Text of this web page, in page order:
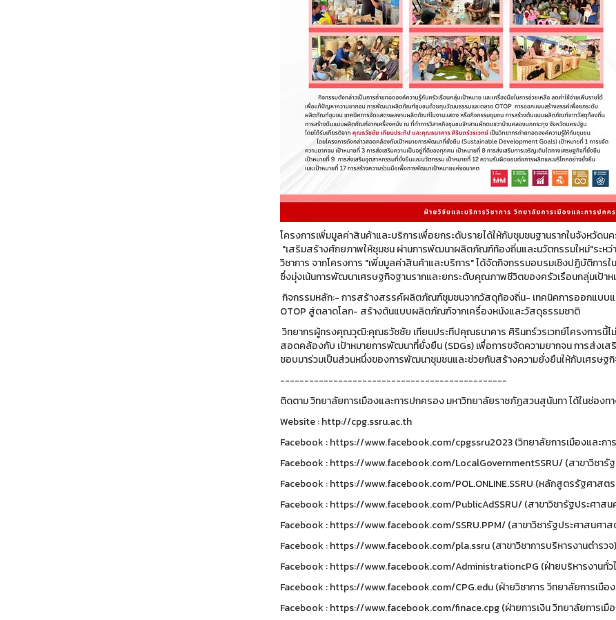
โครงการเพิ่มมูลค่าสินค้าและบริการเพื่อยกระดับรายได้ให้กับชุมชนฐานรากในจังหวัด
"เสริมสร้างศักยภาพให้ชุมชน ผ่านการพัฒนาผลิตภัณฑ์ท้องถิ่นและนวัตกรรมใหม่"ระหว่
วิชาการ จากโครงการ "เพิ่มมูลค่าสินค้าและบริการ" ได้จัดกิจกรรมอบรมเชิงปฏิบัติกา
ซึ่งมุ่งเน้นการพัฒนาเศรษฐกิจฐานรากและยกระดับคุณภาพชีวิตของครัวเรือนกลุ่มเป้าห
กิจกรรมหลัก:- การสร้างสรรค์ผลิตภัณฑ์ชุมชนจากวัสดุท้องถิ่น- เทคนิคการออกแบ
OTOP สู่ตลาดโลก- สร้างต้นแบบผลิตภัณฑ์จากเครื่องหนังและวัสดุธรรมชาติ
วิทยากรผู้ทรงคุณวุฒิ:คุณธวัชชัย เทียนประทีปคุณธนาคาร ศิรินทร์วรเวทย์โครงการนี้ไ
สอดคล้องกับ เป้าหมายการพัฒนาที่ยั่งยืน (SDGs) เพื่อการขจัดความยากจน การส่งเ
ชอบมาร่วมเป็นส่วนหนึ่งของการพัฒนาชุมชนและช่วยกันสร้างความยั่งยืนให้กับเศรษฐกิ
-----------------------------------------------
ติดตาม วิทยาลัยการเมืองและการปกครอง มหาวิทยาลัยราชภัฏสวนสุนันทา ได้ในช่องท
Website : http://cpg.ssru.ac.th
Facebook : https://www.facebook.com/cpgssru2023 (วิทยาลัยการเมืองและก
Facebook : https://www.facebook.com/LocalGovernmentSSRU/ (สาขาวิชารั
Facebook : https://www.facebook.com/POL.ONLINE.SSRU (หลักสูตรรัฐศาสต
Facebook : https://www.facebook.com/PublicAdSSRU/ (สาขาวิชารัฐประศาส
Facebook : https://www.facebook.com/SSRU.PPM/ (สาขาวิชารัฐประศาสนศา
Facebook : https://www.facebook.com/pla.ssru (สาขาวิชาการบริหารงานตำรวจ)
Facebook : https://www.facebook.com/AdministrationcPG (ฝ่ายบริหารงานทั่ว
Facebook : https://www.facebook.com/CPG.edu (ฝ่ายวิชาการ วิทยาลัยการเมือ
Facebook : https://www.facebook.com/finace.cpg (ฝ่ายการเงิน วิทยาลัยการเมื